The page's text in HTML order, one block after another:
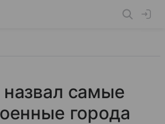
самые
города